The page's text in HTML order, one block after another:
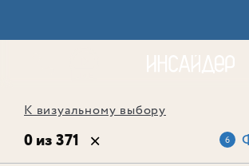
К визуальному выбору
0 из 371 6